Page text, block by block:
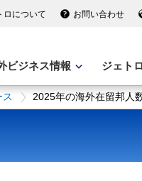
ロについて お問い合わせ
ビジネス情報 ジェト
2025年の海外在留邦人